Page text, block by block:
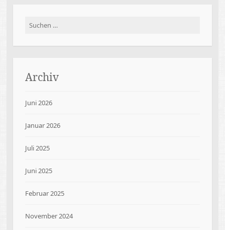
Suchen
Archiv
Juni 2026
Januar 2026
Juli 2025
Juni 2025
Februar 2025
November 2024